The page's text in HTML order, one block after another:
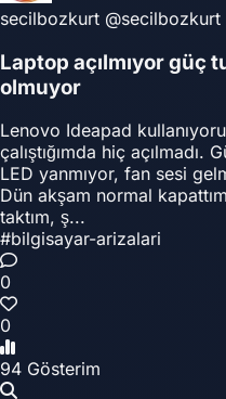
secilbozkurt @secilbozkurt
Laptop açılmıyor güç
olmuyor
Lenovo Ideapad
çalıştığımda hiç açılmadı.
LED yanmıyor, fan sesi
Dün akşam normal
taktım, ş...
#bilgisayar-arizalari
0
0
94 Gösterim